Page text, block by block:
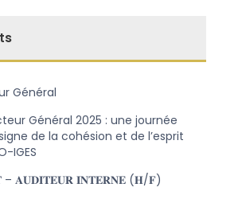
Général
Général 2025 : une journée
de la cohésion et de l’esprit
IGES
𝐀𝐔𝐃𝐈𝐓𝐄𝐔𝐑 𝐈𝐍𝐓𝐄𝐑𝐍𝐄 (𝐇/𝐅)